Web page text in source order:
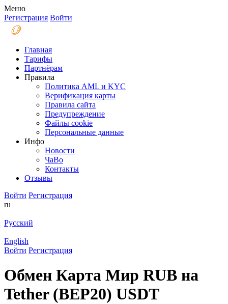
Меню
Регистрация Войти
Главная
Тарифы
Партнёрам
Правила
Политика AML и KYC
Верификация карты
Правила сайта
Предупреждение
Файлы coоkie
Персональные данные
Инфо
Новости
ЧаВо
Контакты
Отзывы
Войти Регистрация
ru
Русский
English
Войти Регистрация
Обмен Карта Мир RUB на
Tether (BEP20) USDT